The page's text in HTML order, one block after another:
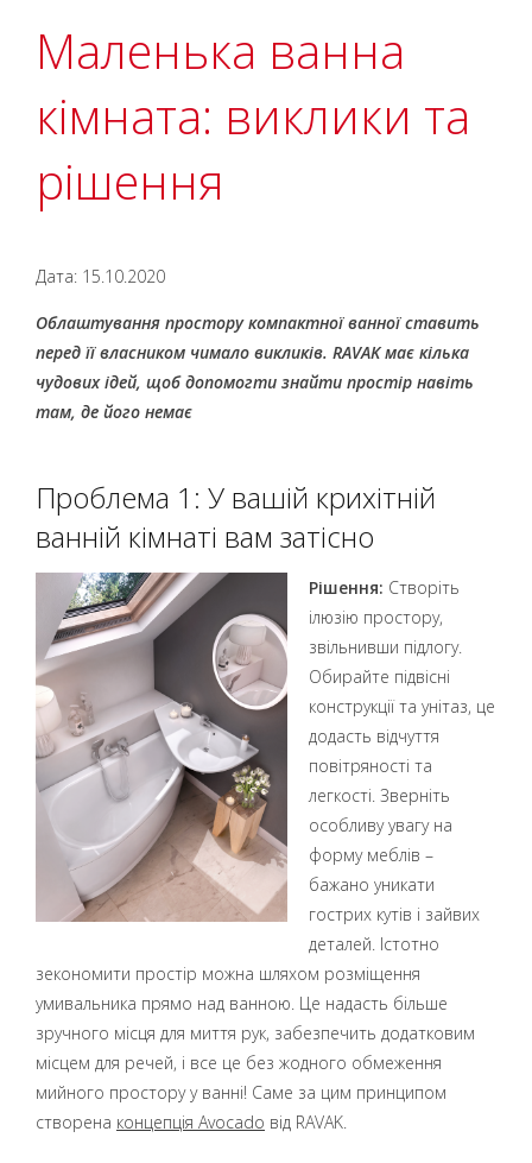
Маленька ванна
кімната: виклики та
рішення
Дата: 15.10.2020
Облаштування простору компактної ванної ставить
перед її власником чимало викликів. RAVAK має кілька
чудових ідей, щоб допомогти знайти простір навіть
там, де його немає
Проблема 1: У вашій крихітній
ванній кімнаті вам затісно
Рішення: Створіть
ілюзію простору,
звільнивши підлогу.
Обирайте підвісні
конструкції та унітаз, це
додасть відчуття
повітряності та
легкості. Зверніть
особливу увагу на
форму меблів –
бажано уникати
гострих кутів і зайвих
деталей. Істотно
зекономити простір можна шляхом розміщення
умивальника прямо над ванною. Це надасть більше
зручного місця для миття рук, забезпечить додатковим
місцем для речей, і все це без жодного обмеження
мийного простору у ванні! Саме за цим принципом
створена концепція Avocado від RAVAK.